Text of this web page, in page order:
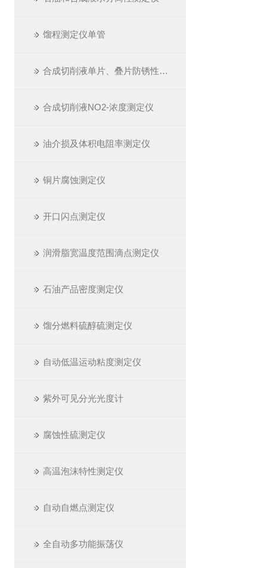
馏程测定仪单管
合成切削液单片、叠片防锈性测定仪
合成切削液NO2-浓度测定仪
油介损及体积电阻率测定仪
铜片腐蚀测定仪
开口闪点测定仪
润滑脂宽温度范围滴点测定仪
石油产品密度测定仪
馏分燃料硫醇硫测定仪
自动低温运动粘度测定仪
紫外可见分光光度计
腐蚀性硫测定仪
高温泡沫特性测定仪
自动自燃点测定仪
全自动多功能振荡仪